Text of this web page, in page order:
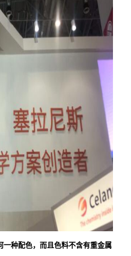
一种配色，而且色料不含有重金属